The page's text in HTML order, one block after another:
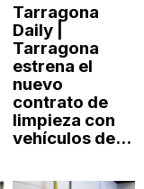
Tarragona
Daily |
Tarragona
estrena el
nuevo
contrato de
limpieza con
vehículos de...